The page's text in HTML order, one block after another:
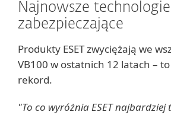
Najnowsze technologie
zabezpieczające
Produkty ESET zwyciężają we
VB100 w ostatnich 12 latach –
rekord.
"To co wyróżnia ESET